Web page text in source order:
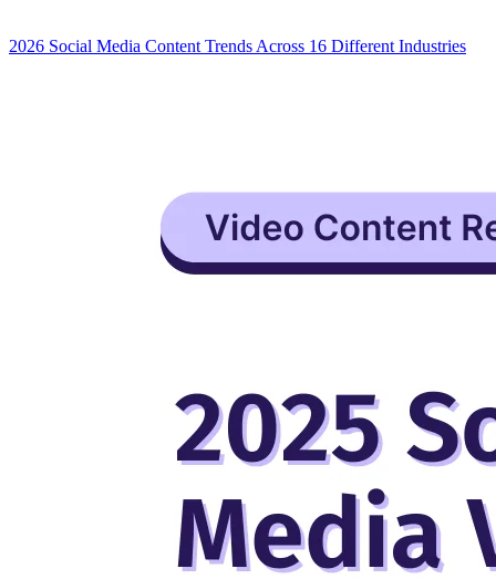
2026 Social Media Content Trends Across 16 Different Industries